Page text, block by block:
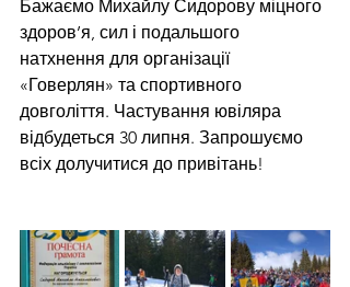
Бажаємо Михайлу Сидорову міцного
здоров’я, сил і подальшого
натхнення для організації
«Говерлян» та спортивного
довголіття. Частування ювіляра
відбудеться 30 липня. Запрошуємо
всіх долучитися до привітань!